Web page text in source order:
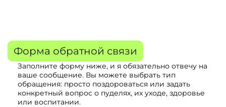
Форма обратной связи
Заполните форму ниже, и я обязательно отвечу на
ваше сообщение. Вы можете выбрать тип
обращения: просто поздороваться или задать
конкретный вопрос о пуделях, их уходе, здоровье
или воспитании.